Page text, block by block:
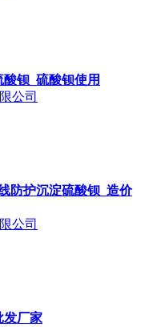
钡_硫酸钡使用
公司
防护沉淀硫酸钡_造价
公司
发厂家